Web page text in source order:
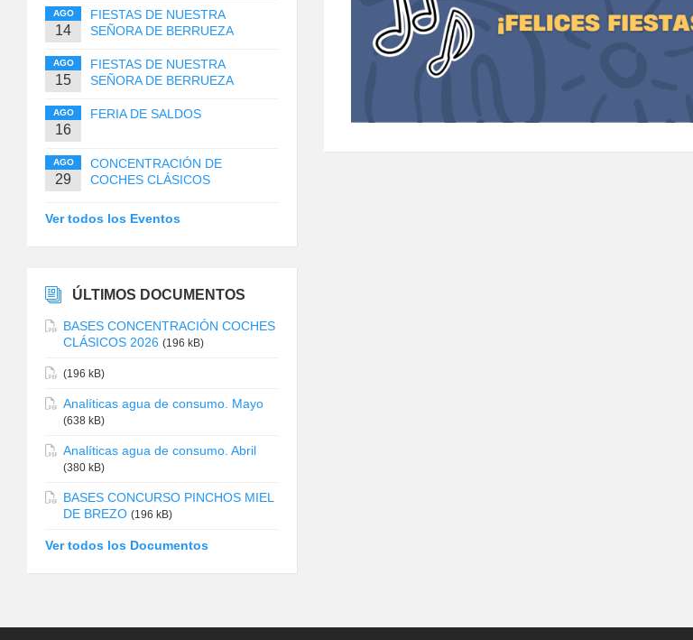
AGO
14
FIESTAS DE NUESTRA
SEÑORA DE BERRUEZA
AGO
15
FIESTAS DE NUESTRA
SEÑORA DE BERRUEZA
AGO
16
FERIA DE SALDOS
AGO
29
CONCENTRACIÓN DE
COCHES CLÁSICOS
Ver todos los Eventos
ÚLTIMOS DOCUMENTOS
BASES CONCENTRACIÓN COCHES
CLÁSICOS 2026 (196 kB)
(196 kB)
Analíticas agua de consumo. Mayo
(638 kB)
Analíticas agua de consumo. Abril
(380 kB)
BASES CONCURSO PINCHOS MIEL
DE BREZO (196 kB)
Ver todos los Documentos